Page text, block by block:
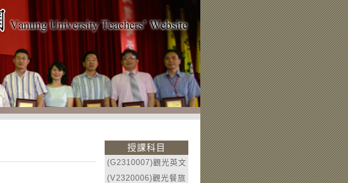
授課科目
(G2310007)觀光英文
(V2320006)觀光餐旅